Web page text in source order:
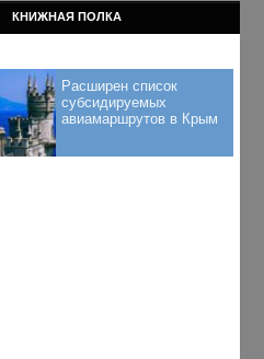
КНИЖНАЯ ПОЛКА
Расширен список
субсидируемых
авиамаршрутов в Крым